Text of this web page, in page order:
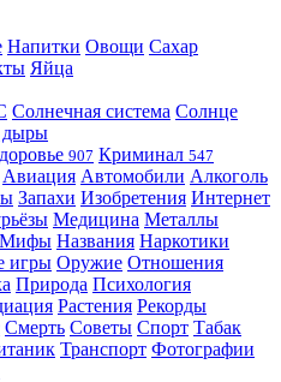
Напитки Овощи Сахар
Яйца
Солнечная система Солнце
дыры
907 Криминал 547
Авиация Автомобили Алкоголь
Запахи Изобретения Интернет
Медицина Металлы
Мифы Названия Наркотики
игры Оружие Отношения
Природа Психология
Растения Рекорды
Смерть Советы Спорт Табак
Транспорт Фотографии